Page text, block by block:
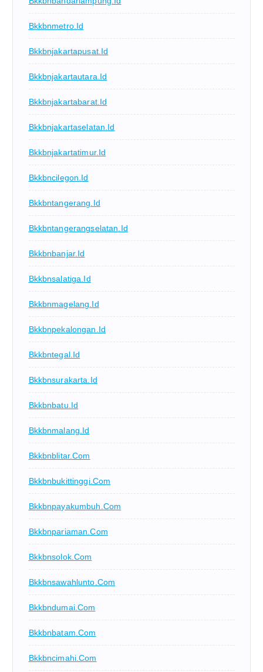
Bkkbnmetro.id
Bkkbnjakartapusat.id
Bkkbnjakartautara.id
Bkkbnjakartabarat.id
Bkkbnjakartaselatan.id
Bkkbnjakartatimur.id
Bkkbncilegon.id
Bkkbntangerang.id
Bkkbntangerangselatan.id
Bkkbnbanjar.id
Bkkbnsalatiga.id
Bkkbnmagelang.id
Bkkbnpekalongan.id
Bkkbntegal.id
Bkkbnsurakarta.id
Bkkbnbatu.id
Bkkbnmalang.id
Bkkbnblitar.com
Bkkbnbukittinggi.com
Bkkbnpayakumbuh.com
Bkkbnpariaman.com
Bkkbnsolok.com
Bkkbnsawahlunto.com
Bkkbndumai.com
Bkkbnbatam.com
Bkkbncimahi.com